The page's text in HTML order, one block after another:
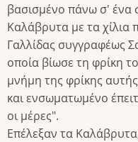
βασισμένο πάνω σ' ένα
Καλάβρυτα με τα χίλια
Γαλλίδας συγγραφέως
οποία βίωσε τη φρίκη
μνήμη της φρίκης αυτ
και ενσωματωμένο
οι μέρες".
Επέλεξαν τα